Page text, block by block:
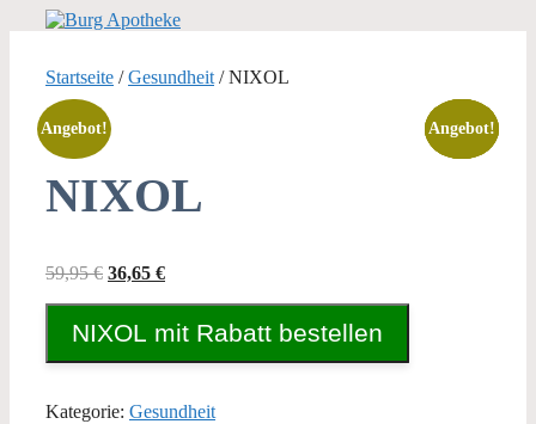
Startseite /Gesundheit / NIXOL
Angebot!
NIXOL
59,95€ Ursprünglicher
59,95 €
36,65 €Aktueller
36,65 €.
NIXOL mit Rabatt bestellen
Kategorie: Gesundheit
Angebot!
Angebot!
Angebot!
Angebot!